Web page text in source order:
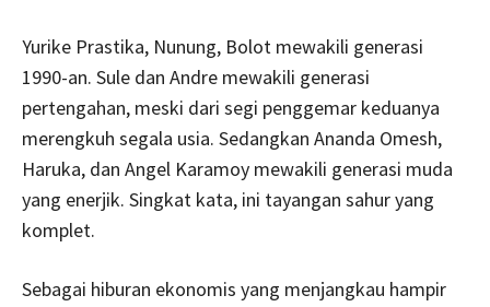
Yurike Prastika, Nunung, Bolot mewakili generasi
1990-an. Sule dan Andre mewakili generasi
pertengahan, meski dari segi penggemar keduanya
merengkuh segala usia. Sedangkan Ananda Omesh,
Haruka, dan Angel Karamoy mewakili generasi muda
yang enerjik. Singkat kata, ini tayangan sahur yang
komplet.
Sebagai hiburan ekonomis yang menjangkau hampir